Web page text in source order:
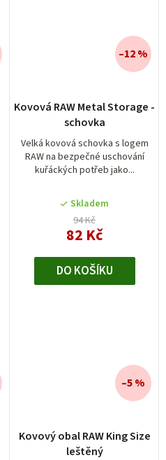
Kovová RAW Metal Storage -
schovka
Velká kovová schovka s logem
RAW na bezpečné uschování
kuřáckých potřeb jako...
Skladem
94 Kč
82 Kč
–12 %
DO KOŠÍKU
Kovový obal RAW King Size
leštěný
–5 %